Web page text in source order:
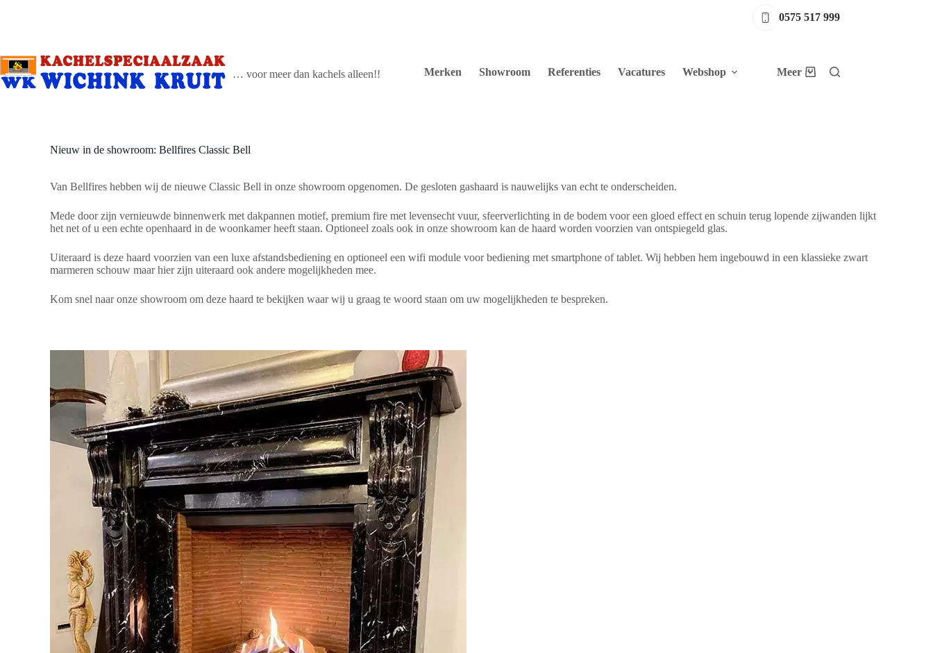
0575 517 999
… voor meer dan kachels alleen!! Merken Showroom Referenties Vacatures Webshop Meer Winkelwagen
Nieuw in de showroom: Bellfires Classic Bell
Van Bellfires hebben wij de nieuwe Classic Bell in onze showroom opgenomen. De gesloten gashaard is nauwelijks van echt te onderscheiden.
Mede door zijn vernieuwde binnenwerk met dakpannen motief, premium fire met levensecht vuur, sfeerverlichting in de bodem voor een gloed effect en schuin terug lopende zijwanden lijkt
het net of u een echte openhaard in de woonkamer heeft staan. Optioneel zoals ook in onze showroom kan de haard worden voorzien van ontspiegeld glas.
Uiteraard is deze haard voorzien van een luxe afstandsbediening en optioneel een wifi module voor bediening met smartphone of tablet. Wij hebben hem ingebouwd in een klassieke zwart
marmeren schouw maar hier zijn uiteraard ook andere mogelijkheden mee.
Kom snel naar onze showroom om deze haard te bekijken waar wij u graag te woord staan om uw mogelijkheden te bespreken.